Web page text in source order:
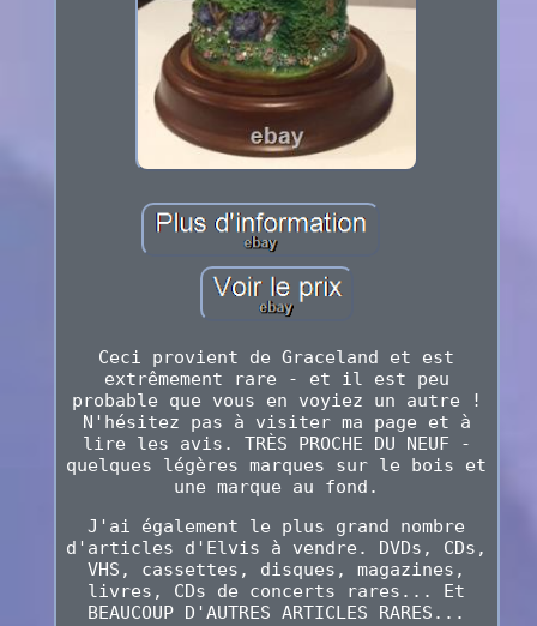
Ceci provient de Graceland et est
extrêmement rare - et il est peu
probable que vous en voyiez un autre !
N'hésitez pas à visiter ma page et à
lire les avis. TRÈS PROCHE DU NEUF -
quelques légères marques sur le bois et
une marque au fond.
J'ai également le plus grand nombre
d'articles d'Elvis à vendre. DVDs, CDs,
VHS, cassettes, disques, magazines,
livres, CDs de concerts rares... Et
BEAUCOUP D'AUTRES ARTICLES RARES...